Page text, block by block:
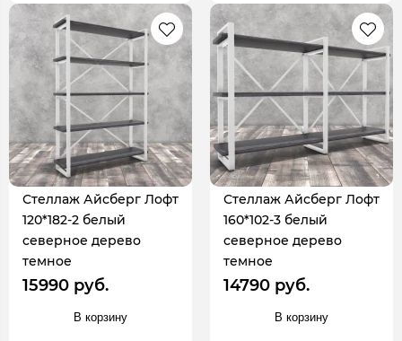
Стеллаж Айсберг Лофт
120*182-2 белый
северное дерево
темное
15990 руб.
В корзину
Стеллаж Айсберг Лофт
160*102-3 белый
северное дерево
темное
14790 руб.
В корзину